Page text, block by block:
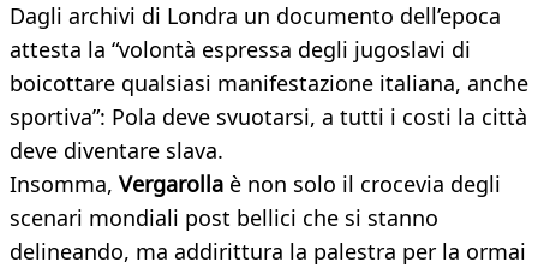
Dagli archivi di Londra un documento dell’epoca
attesta la “volontà espressa degli jugoslavi di
boicottare qualsiasi manifestazione italiana, anche
sportiva”: Pola deve svuotarsi, a tutti i costi la città
deve diventare slava.
Insomma, Vergarolla è non solo il crocevia degli
scenari mondiali post bellici che si stanno
delineando, ma addirittura la palestra per la ormai